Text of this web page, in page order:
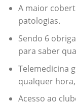
A maior
patologias.
Sendo 6
para saber
Telemedicina
qualquer
Acesso ao